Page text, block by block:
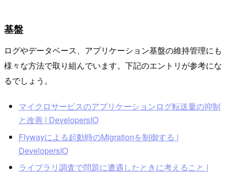
基盤
ログやデータベース、アプリケーション基盤の維持管理にも
様々な方法で取り組んでいます。下記のエントリが参考にな
るでしょう。
マイクロサービスのアプリケーションログ転送量の抑制
と改善 | DevelopersIO
Flywayによる起動時のMigrationを制御する |
DevelopersIO
ライブラリ調査で問題に遭遇したときに考えること |